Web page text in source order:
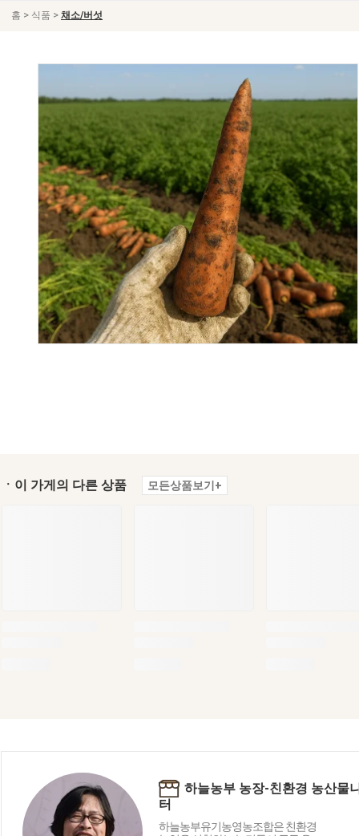
홈 > 식품 > 채소/버섯
ㆍ이 가게의 다른 상품 모든상품보기+
하늘농부 농장-친환경 농산물
터
하늘농부유기농영농조합은 친환경